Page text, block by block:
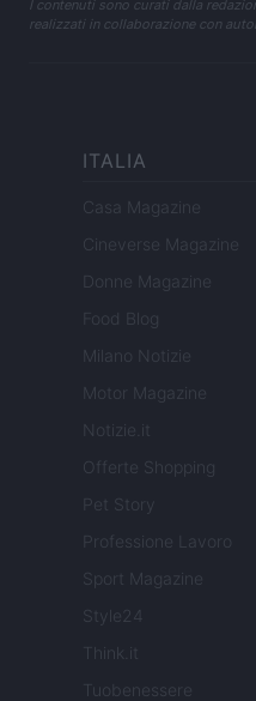
I contenuti sono curati dalla
realizzati in collaborazione con
ITALIA
Casa Magazine
Cineverse Magazine
Donne Magazine
Food Blog
Milano Notizie
Motor Magazine
Notizie.it
Offerte Shopping
Pet Story
Professione Lavoro
Sport Magazine
Style24
Think.it
Tuobenessere